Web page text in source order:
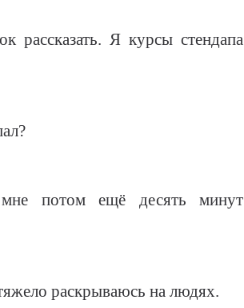
Я курсы стендапа
потом ещё десять минут
раскрываюсь на людях.